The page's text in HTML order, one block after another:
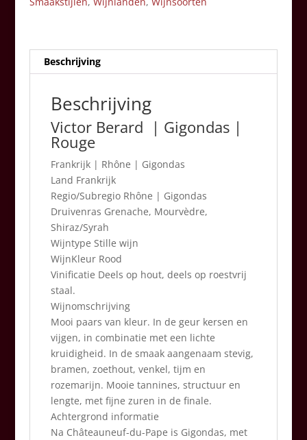
Beschrijving
Beschrijving
Victor Berard | Gigondas |
Rouge
Frankrijk| Rhône | Gigondas
Land Frankrijk
Regio/Subregio Rhône | Gigondas
Druivenras Grenache, Mourvèdre,
Shiraz/Syrah
Wijntype Stille wijn
WijnKleur Rood
Vinificatie Deels op hout, deels op roestvrij
staal.
Wijnomschrijving
Mooi paars van kleur. In de geur kersen en
vijgen, in combinatie met een lichte
kruidigheid. In de smaak aangenaam stevig,
bramen, zoethout, venkel, tijm en
rozemarijn. Mooie tannines, structuur en
lengte, met fijne zuren in de finale.
Achtergrond informatie
Na Châteauneuf-du-Pape is Gigondas, met